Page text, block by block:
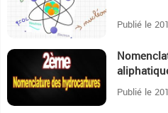
Publié le
Publié le